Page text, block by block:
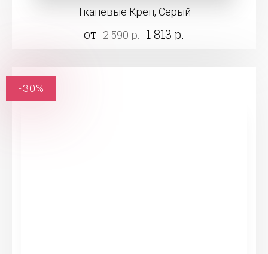
Тканевые Креп, Серый
от 2 590 р. 1 813 р.
-30%